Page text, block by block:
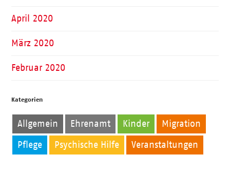
April 2020
März 2020
Februar 2020
Kategorien
Allgemein Ehrenamt Kinder Migration
Pflege Psychische Hilfe Veranstaltungen